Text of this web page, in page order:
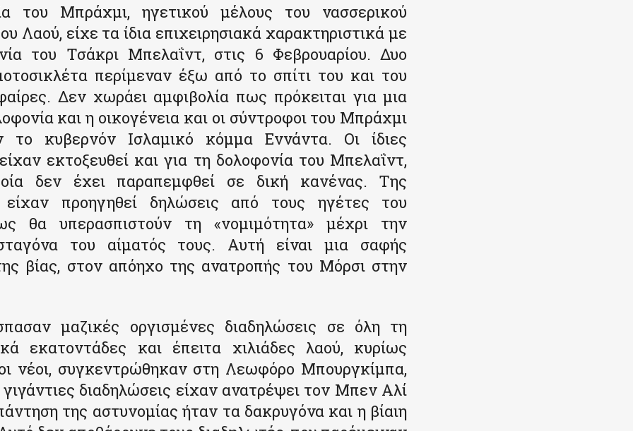
του Μπράχμι, ηγετικού μέλους του νασσερικού
Λαού, είχε τα ίδια επιχειρησιακά χαρακτηριστικά με
του Τσάκρι Μπελαΐντ, στις 6 Φεβρουαρίου. Δυο
περίμεναν έξω από το σπίτι του και του
Δεν χωράει αμφιβολία πως πρόκειται για μια
και η οικογένεια και οι σύντροφοι του Μπράχμι
το κυβερνόν Ισλαμικό κόμμα Εννάντα. Οι ίδιες
εκτοξευθεί και για τη δολοφονία του Μπελαΐντ,
δεν έχει παραπεμφθεί σε δική κανένας. Της
είχαν προηγηθεί δηλώσεις από τους ηγέτες του
θα υπερασπιστούν τη «νομιμότητα» μέχρι την
του αίματός τους. Αυτή είναι μια σαφής
βίας, στον απόηχο της ανατροπής του Μόρσι στην
μαζικές οργισμένες διαδηλώσεις σε όλη τη
εκατοντάδες και έπειτα χιλιάδες λαού, κυρίως
νέοι, συγκεντρώθηκαν στη Λεωφόρο Μπουργκίμπα,
γιγάντιες διαδηλώσεις είχαν ανατρέψει τον Μπεν Αλί
της αστυνομίας ήταν τα δακρυγόνα και η βίαιη